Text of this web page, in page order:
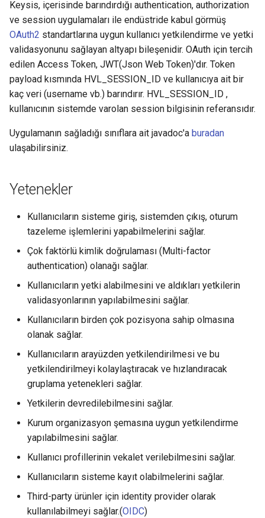
ı
l
ı
o
r
Keysis, içerisinde barındırdığı authentication, authorization
ve session uygulamaları ile endüstride kabul görmüş
OAuth2 standartlarına uygun kullanıcı yetkilendirme ve yetki
validasyonunu sağlayan altyapı bileşenidir. OAuth için tercih
edilen Access Token, JWT(Json Web Token)'dır. Token
payload kısmında HVL_SESSION_ID ve kullanıcıya ait bir
kaç veri (username vb.) barındırır. HVL_SESSION_ID ,
kullanıcının sistemde varolan session bilgisinin referansıdır.
Uygulamanın sağladığı sınıflara ait javadoc'a buradan
ulaşabilirsiniz.
Yetenekler
Kullanıcıların sisteme giriş, sistemden çıkış, oturum
tazeleme işlemlerini yapabilmelerini sağlar.
Çok faktörlü kimlik doğrulaması (Multi-factor
authentication) olanağı sağlar.
Kullanıcıların yetki alabilmesini ve aldıkları yetkilerin
validasyonlarının yapılabilmesini sağlar.
Kullanıcıların birden çok pozisyona sahip olmasına
olanak sağlar.
Kullanıcıların arayüzden yetkilendirilmesi ve bu
yetkilendirilmeyi kolaylaştıracak ve hızlandıracak
gruplama yetenekleri sağlar.
Yetkilerin devredilebilmesini sağlar.
Kurum organizasyon şemasına uygun yetkilendirme
yapılabilmesini sağlar.
Kullanıcı profillerinin vekalet verilebilmesini sağlar.
Kullanıcıların sisteme kayıt olabilmelerini sağlar.
Third-party ürünler için identity provider olarak
kullanılabilmeyi sağlar.(OIDC)